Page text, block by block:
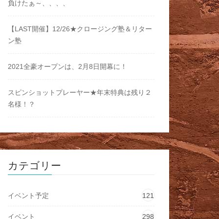
負けたぁ～、、、、
【LAST開催】12/26★クロージング塾＆リター
ン塾
2021全豪オープンは、2月8日開幕に！
スピンショットプレーヤー★年末特典は残り２
名様！？
カテゴリー
イベント予定 121
イベント 298